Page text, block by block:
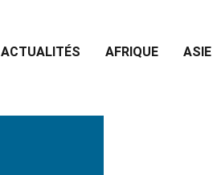
ACTUALITÉS AFRIQUE ASIE